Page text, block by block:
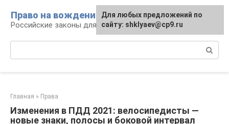
контенту
Право на вождение
Российские законы для автомобилистов
Главная » Права
Изменения в ПДД 2021: велосипедисты —
новые знаки, полосы и боковой интервал
Для любых предложений по
сайту: shklyaev@cp9.ru